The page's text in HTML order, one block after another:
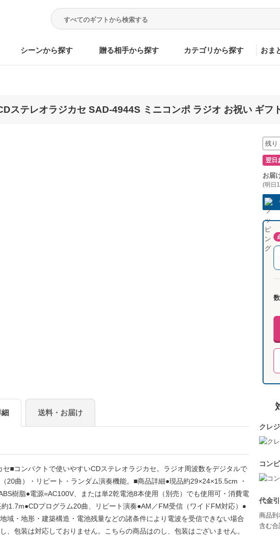
シーンから探す 贈る相手から探す カテゴリから探す おま
ステレオラジカセ SAD-4944S ミニコンポ ラジオ お祝い ギフ
細 送料・お届け
セ■コンパクトで使いやすいCDステレオラジカセ。ラジオ周波数をデジタルで
20曲）・リピート・ランダム演奏機能。■商品詳細●現品約29×24×15.5cm ・
樹脂●電源=AC100V、または単2乾電池8本使用（別売）でも使用可・消費電
1.7m●CDプログラム20曲、リピート演奏●AM／FM受信（ワイドFM対応）●
域・地形・建築構造・電池残量などの諸条件により電波を受信できない場合
、包装は対応しておりません。こちらの商品はのし、包装はございません。
残り
翌日
お届
(明日
クレ
コン
代金
商品到
含む合